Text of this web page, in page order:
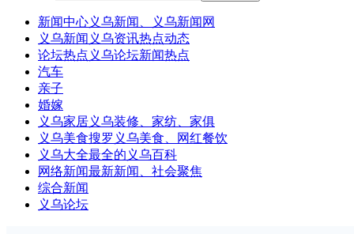
新闻中心义乌新闻、义乌新闻网
义乌新闻 义乌资讯热点动态
论坛热点 义乌论坛新闻热点
汽车
亲子
婚嫁
义乌家居义乌装修、家纺、家俱
义乌美食搜罗义乌美食、网红餐饮
义乌大全最全的义乌百科
网络新闻最新新闻、社会聚焦
综合新闻
义乌论坛